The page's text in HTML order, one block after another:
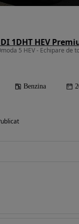
1DHT HEV
5 HEV - Echipare de
Benzina